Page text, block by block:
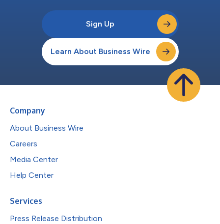
Sign Up
Learn About Business Wire
Company
About Business Wire
Careers
Media Center
Help Center
Services
Press Release Distribution